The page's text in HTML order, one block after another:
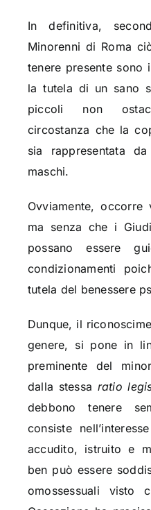
In definitiva,
Minorenni di Roma
tenere presente sono
la tutela di un sano
piccoli non
circostanza che la
sia rappresentata
maschi.
Ovviamente,occorre
ma senza che i
possano essere
condizionamenti
tutela del benessere
Dunque, il
genere, si pone in
preminente del
dalla stessa ratio
debbono tenere
consiste
accudito, istruito e
ben può essere
omossessuali visto